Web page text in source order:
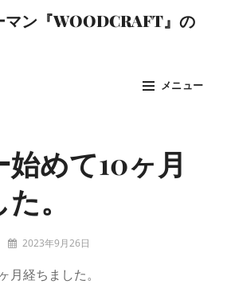
マン『WOODCRAFT』の
メニュー
始めて10ヶ月
。
投
者:
2023年9月26日
月経ちました。